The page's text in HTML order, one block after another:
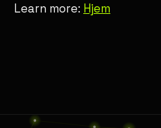
Learn more: Hjem